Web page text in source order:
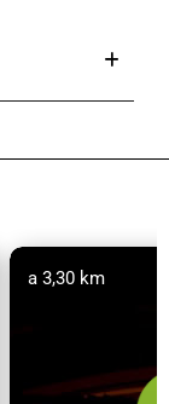
a 3,30 km